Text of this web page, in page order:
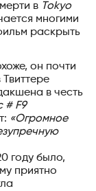
в Tokyo
многими
раскрыть
он почти
в честь
# F9
«Огромное
году было,
приятно